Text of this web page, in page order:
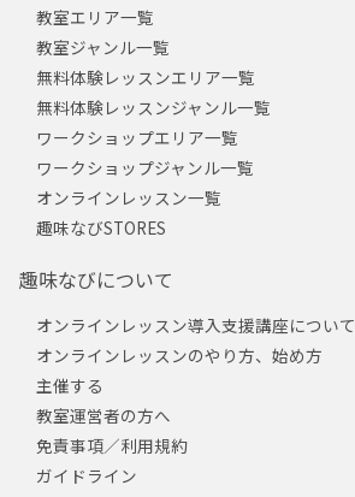
教室エリア一覧
教室ジャンル一覧
無料体験レッスンエリア一覧
無料体験レッスンジャンル一覧
ワークショップエリア一覧
ワークショップジャンル一覧
オンラインレッスン一覧
趣味なびSTORES
趣味なびについて
オンラインレッスン導入支援講座について
オンラインレッスンのやり方、始め方
主催する
教室運営者の方へ
免責事項／利用規約
ガイドライン